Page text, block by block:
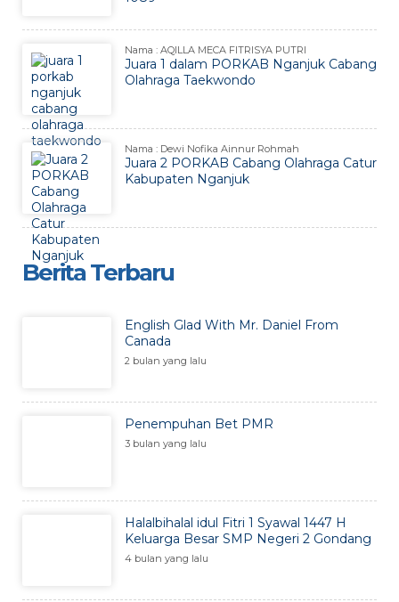
Nama : AQILLA MECA FITRISYA PUTRI
Juara 1 dalam PORKAB Nganjuk Cabang
Olahraga Taekwondo
Nama : Dewi Nofika Ainnur Rohmah
Juara 2 PORKAB Cabang Olahraga Catur
Kabupaten Nganjuk
Berita Terbaru
English Glad With Mr. Daniel From
Canada
2 bulan yang lalu
Penempuhan Bet PMR
3 bulan yang lalu
Halalbihalal idul Fitri 1 Syawal 1447 H
Keluarga Besar SMP Negeri 2 Gondang
4 bulan yang lalu